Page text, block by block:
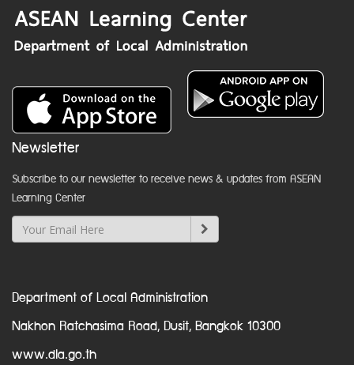
Newsletter
Subscribe to our newsletter to receive news & updates from ASEAN
Learning Center
Department of Local Administration
Nakhon Ratchasima Road, Dusit, Bangkok 10300
www.dla.go.th